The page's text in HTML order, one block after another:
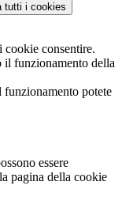
tutti i cookies
cookie consentire.
il funzionamento della
funzionamento potete
essere
pagina della cookie